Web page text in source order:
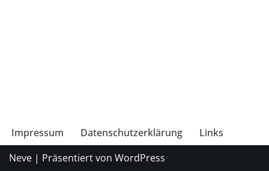
Impressum Datenschutzerklärung
Links
Neve | Präsentiert von WordPress